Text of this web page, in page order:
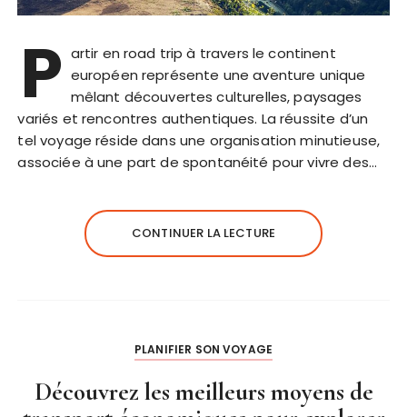
P artir en road trip à travers le continent
européen représente une aventure unique
mêlant découvertes culturelles, paysages
variés et rencontres authentiques. La réussite d’un
tel voyage réside dans une organisation minutieuse,
associée à une part de spontanéité pour vivre des…
CONTINUER LA LECTURE
PLANIFIER SON VOYAGE
Découvrez les meilleurs moyens de